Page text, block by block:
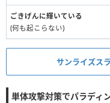
ごきげんに輝いている
(何も起こらない)
サンライズス
単体攻撃対策でパラディ